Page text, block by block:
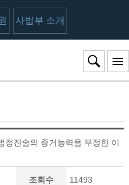
사법부 소개
정진술의 증거능력을 부정한 이
조회수 11493